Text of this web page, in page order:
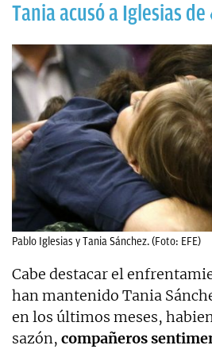
Tania acusó a Iglesias
Pablo Iglesias y Tania Sánchez. (Foto: EFE)
Cabe destacar el
han mantenido Tania
en los últimos meses,
sazón, compañeros